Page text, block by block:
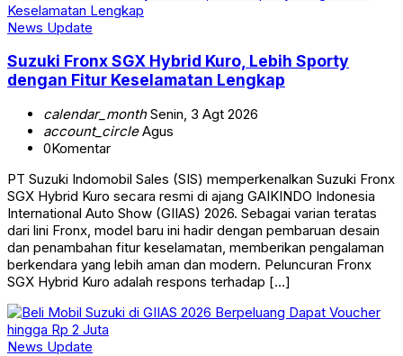
News Update
Suzuki Fronx SGX Hybrid Kuro, Lebih Sporty
dengan Fitur Keselamatan Lengkap
calendar_monthSenin, 3 Agt 2026
account_circleAgus
0Komentar
PT Suzuki Indomobil Sales (SIS) memperkenalkan Suzuki Fronx
SGX Hybrid Kuro secara resmi di ajang GAIKINDO Indonesia
International Auto Show (GIIAS) 2026. Sebagai varian teratas
dari lini Fronx, model baru ini hadir dengan pembaruan desain
dan penambahan fitur keselamatan, memberikan pengalaman
berkendara yang lebih aman dan modern. Peluncuran Fronx
SGX Hybrid Kuro adalah respons terhadap […]
News Update